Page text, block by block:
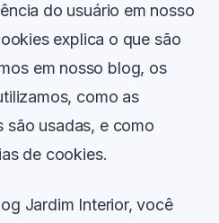
do usuário em nosso
explica o que são
em nosso blog, os
como as
são usadas, e como
de cookies.
Jardim Interior, você